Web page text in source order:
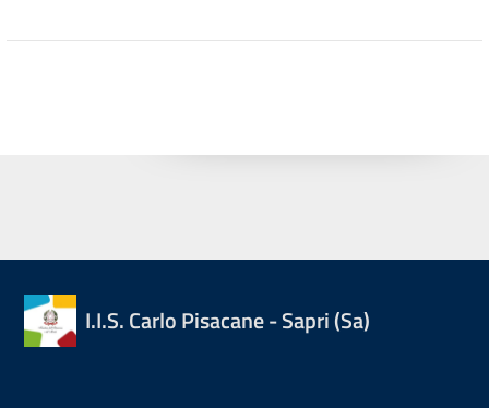
I.I.S. Carlo Pisacane - Sapri (Sa)